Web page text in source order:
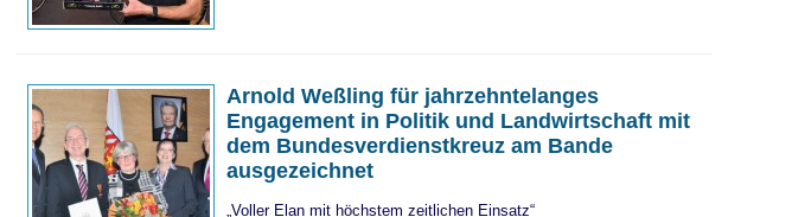
Arnold Weßling für jahrzehntelanges
Engagement in Politik und Landwirtschaft mit
dem Bundesverdienstkreuz am Bande
ausgezeichnet
„Voller Elan mit höchstem zeitlichen Einsatz“